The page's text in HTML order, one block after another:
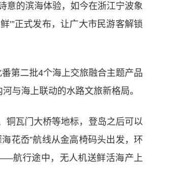
意的滨海体验，如今在浙江宁波象
’”正式发布，让广大市民游客解锁
第二批4个海上交旅融合主题产品
与海上联动的水路文旅新格局。
铜瓦门大桥等地标，登岛之后可以
花岙”航线从金高椅码头出发，环
航行途中，无人机送鲜活海产上